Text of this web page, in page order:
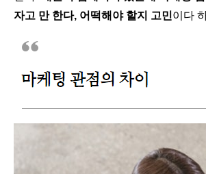
자고 만 한다, 어떡해야 할지 고민이다